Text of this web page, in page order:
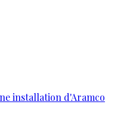
installation d'Aramco